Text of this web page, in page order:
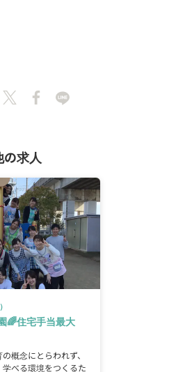
求人
🌈住宅手当最大
概念にとらわれず、
べる環境をつくるた